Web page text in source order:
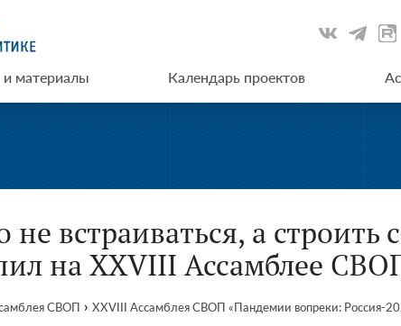
материалы Календарь проектов
встраиваться, а строить
на XXVIII Ассамблее
СВОП › XXVIII Ассамблея СВОП «Пандемии вопреки: Россия-